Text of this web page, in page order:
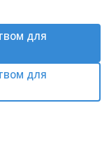
для
для